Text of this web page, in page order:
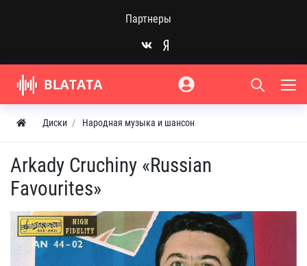
Партнеры
Диски Народная музыка и шансон
Arkady Cruchiny «Russian
Favourites»